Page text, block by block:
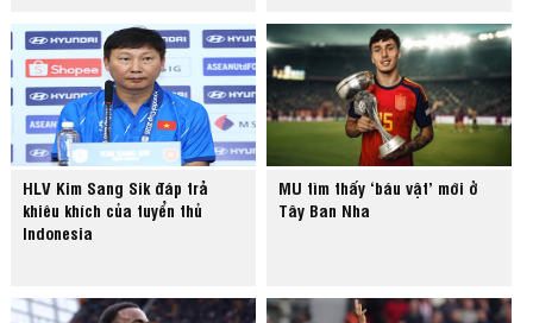
HLV Kim Sang Sik đáp trả
khiêu khích của tuyển thủ
Indonesia
MU tìm thấy ‘báu vật’ mới ở
Tây Ban Nha